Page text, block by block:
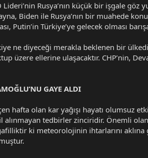
Lideri’nin Rusya’nın küçük bir işgale göz
Biden ile Rusya’nın bir muahede
Putin’in Türkiye’ye gelecek olması
ne diyeceği merakla beklenen bir
üzere ellerine ulaşacaktır. CHP’nin,
GAYE ALDI
hafta olan kar yağışı hayatı olumsuz
alınmayan tedbirler zinciridir. Önemli
ki meteorolojinin ihtarlarını